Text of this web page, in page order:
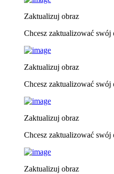
Zaktualizuj obraz
Chcesz zaktualizować swój
Zaktualizuj obraz
Chcesz zaktualizować swój
Zaktualizuj obraz
Chcesz zaktualizować swój
Zaktualizuj obraz